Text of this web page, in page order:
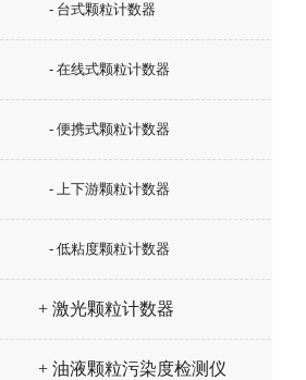
- 台式颗粒计数器
- 在线式颗粒计数器
- 便携式颗粒计数器
- 上下游颗粒计数器
- 低粘度颗粒计数器
+ 激光颗粒计数器
+ 油液颗粒污染度检测仪